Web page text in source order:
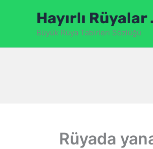
Hayırlı Rüyalar
Büyük Rüya Tabirleri Sözlüğü
Rüyada